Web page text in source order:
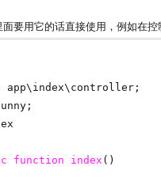
要用它的话直接使用，例如在控
app\ index\ controller;
;
function index ()